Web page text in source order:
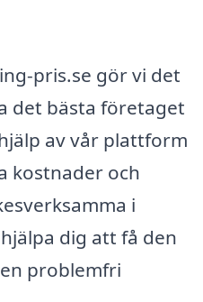
pris.se gör vi det
det bästa företaget
av vår plattform
kostnader och
i
dig att få den
problemfri